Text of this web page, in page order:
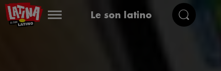
Le son latino